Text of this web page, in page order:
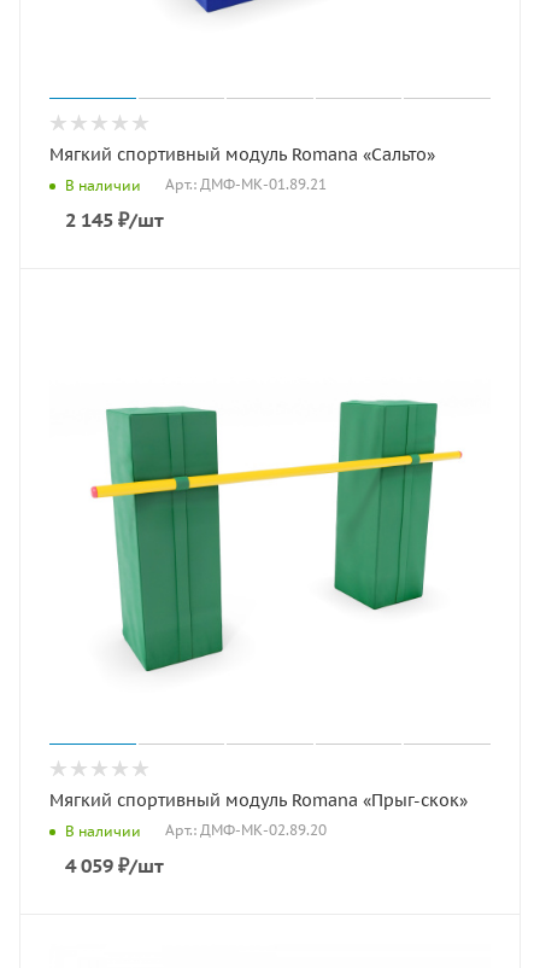
Мягкий спортивный модуль Romana «Сальто»
В наличии Арт.: ДМФ-МК-01.89.21
2 145 ₽/шт
Мягкий спортивный модуль Romana «Прыг-скок»
В наличии Арт.: ДМФ-МК-02.89.20
4 059 ₽/шт